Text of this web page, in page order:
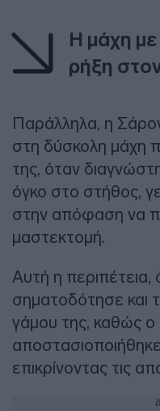
Η μάχη με
ρήξη
Παράλληλα, η
στη δύσκολη μάχη
της, όταν
όγκο στο στήθος,
στην απόφαση να
μαστεκτομή.
Αυτή η
σηματοδότησε και
γάμου της, καθώς ο
επικρίνοντας τις